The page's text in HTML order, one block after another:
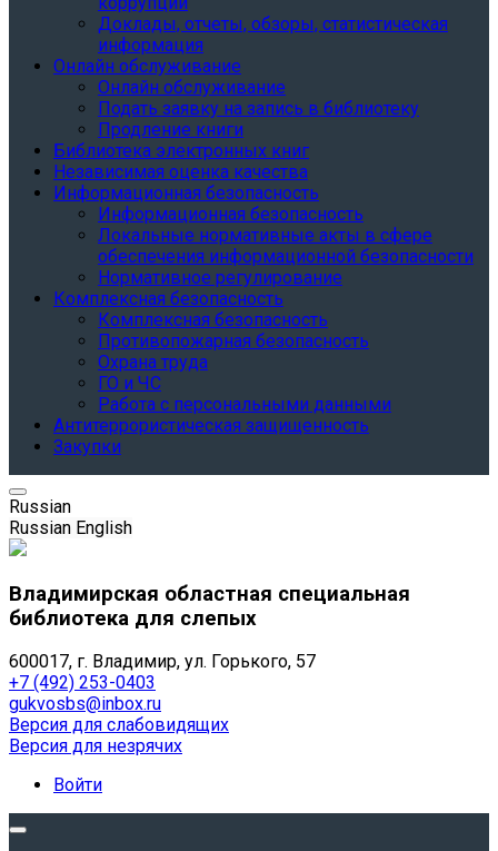
Доклады, отчеты, обзоры, статистическая
информация
Онлайн обслуживание
Онлайн обслуживание
Подать заявку на запись в библиотеку
Продление книги
Библиотека электронных книг
Независимая оценка качества
Информационная безопасность
Информационная безопасность
Локальные нормативные акты в сфере
обеспечения информационной безопасности
Нормативное регулирование
Комплексная безопасность
Комплексная безопасность
Противопожарная безопасность
Охрана труда
ГО и ЧС
Работа с персональными данными
Антитеррористическая защищенность
Закупки
Russian
Russian English
Владимирская областная специальная
библиотека для слепых
600017, г. Владимир, ул. Горького, 57
+7 (492) 253-0403
gukvosbs@inbox.ru
Версия для слабовидящих
Версия для незрячих
Войти